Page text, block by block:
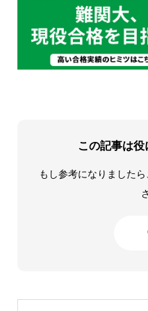
この記事は役
もし参考になりました